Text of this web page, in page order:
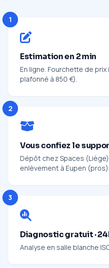
1
Estimation en 2 min
En ligne. Fourchette de
plafonné à 850 €).
2
Vous confiez le
Dépôt chez Spaces
enlèvement à Eupen (pros).
3
Diagnostic gratuit ·
Analyse en salle blanche